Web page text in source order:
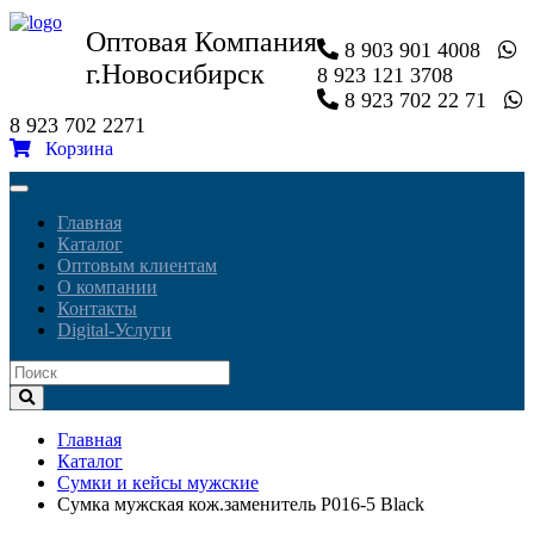
Оптовая Компания
г.Новосибирск
8 903 901 4008
8 923 121 3708
8 923 702 22 71
8 923 702 2271
Корзина
Toggle
navigationГлавная
Каталог
Оптовым клиентам
О компании
Контакты
Digital-Услуги
Главная
Каталог
Сумки и кейсы мужские
Сумка мужская кож.заменитель P016-5 Black